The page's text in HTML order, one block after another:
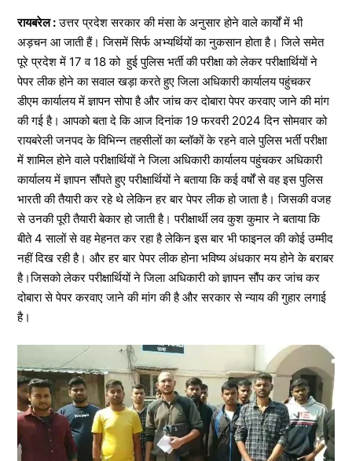
रायबरेल :उत्तर प्रदेश सरकार की मंसा के अनुसार होने वाले कार्यों में भी
अड़चन आ जाती हैं। जिसमें सिर्फ अभ्यर्थियों का नुकसान होता है। जिले समेत
पूरे प्रदेश में 17 व 18 को हुई पुलिस भर्ती की परीक्षा को लेकर परीक्षार्थियों ने
पेपर लीक होने का सवाल खड़ा करते हुए जिला अधिकारी कार्यालय पहुंचकर
डीएम कार्यालय में ज्ञापन सोपा है और जांच कर दोबारा पेपर करवाए जाने की मांग
की गई है। आपको बता दे कि आज दिनांक 19 फरवरी 2024 दिन सोमवार को
रायबरेली जनपद के विभिन्न तहसीलों का ब्लॉकों के रहने वाले पुलिस भर्ती परीक्षा
में शामिल होने वाले परीक्षार्थियों ने जिला अधिकारी कार्यालय पहुंचकर अधिकारी
कार्यालय में ज्ञापन सौंपते हुए परीक्षार्थियों ने बताया कि कई वर्षों से वह इस पुलिस
भारती की तैयारी कर रहे थे लेकिन हर बार पेपर लीक हो जाता है। जिसकी वजह
से उनकी पूरी तैयारी बेकार हो जाती है। परीक्षार्थी लव कुश कुमार ने बताया कि
बीते 4 सालों से वह मेहनत कर रहा है लेकिन इस बार भी फाइनल की कोई उम्मीद
नहीं दिख रही है। और हर बार पेपर लीक होना भविष्य अंधकार मय होने के बराबर
है।जिसको लेकर परीक्षार्थियों ने जिला अधिकारी को ज्ञापन सौंप कर जांच कर
दोबारा से पेपर करवाए जाने की मांग की है और सरकार से न्याय की गुहार लगाई
है।